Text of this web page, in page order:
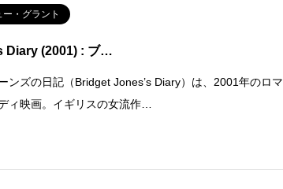
ー・グラント
Diary (2001) : ブ…
ンズの日記（Bridget Jones’s Diary）は、2001年のロマ
ィ映画。イギリスの女流作…